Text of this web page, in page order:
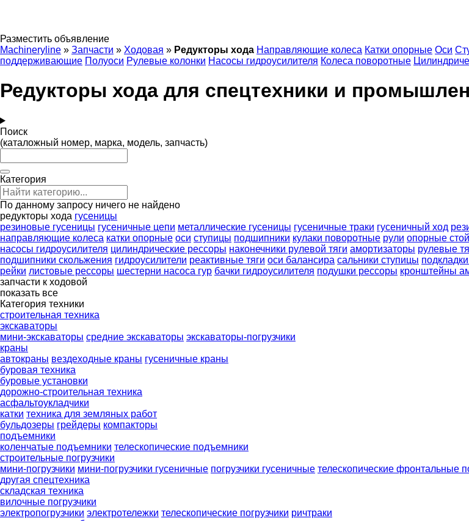
Разместить объявление
Machineryline » Запчасти » Ходовая » Редукторы хода Направляющие колеса Катки опорные Оси
поддерживающие Полуоси Рулевые колонки Насосы гидроусилителя Колеса поворотные
Редукторы хода для спецтехники и
Поиск
(каталожный номер, марка, модель, запчасть)
Категория
По данному запросу ничего не найдено
редукторы хода гусеницы
резиновые гусеницы гусеничные цепи металлические гусеницы гусеничные траки гусеничный ход
направляющие колеса катки опорные оси ступицы подшипники кулаки поворотные рули опорные
насосы гидроусилителя цилиндрические рессоры наконечники рулевой тяги амортизаторы рулевые
подшипники скольжения гидроусилители реактивные тяги оси балансира сальники ступицы
рейки листовые рессоры шестерни насоса гур бачки гидроусилителя подушки рессоры кронштейны
запчасти к ходовой
показать все
Категория техники
строительная техника
экскаваторы
мини-экскаваторы средние экскаваторы экскаваторы-погрузчики
краны
автокраны вездеходные краны гусеничные краны
буровая техника
буровые установки
дорожно-строительная техника
асфальтоукладчики
катки техника для земляных работ
бульдозеры грейдеры компакторы
подъемники
коленчатые подъемники телескопические подъемники
строительные погрузчики
мини-погрузчики мини-погрузчики гусеничные погрузчики гусеничные телескопические фронтальные
другая спецтехника
складская техника
вилочные погрузчики
электропогрузчики электротележки телескопические погрузчики ричтраки